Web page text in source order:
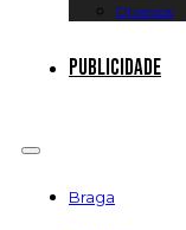
Diversos
Publicidade
Braga